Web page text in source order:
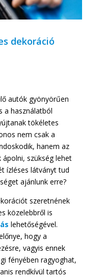
dekoráció
autók gyönyörűen
a használatból
tökéletes
nem csak a
hanem az
szükség lehet
ízléses látványt tud
ajánlunk erre?
szeretnének
közelebbről is
lehetőségével.
hogy a
vagyis ennek
fényében ragyoghat,
rendkívül tartós